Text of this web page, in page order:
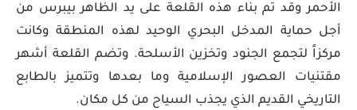
الأحمر وقد تم بناء هذه القلعة على يد الظاهر بيبرس من
أجل حماية المدخل البحري الوحيد لهذه المنطقة وكانت
مركزاً لتجمع الجنود وتخزين الأسلحة. وتضم القلعة أشهر
مقتنيات العصور الإسلامية وما بعدها وتتميز بالطابع
التاريخي القديم الذي يجذب السياح من كل مكان.